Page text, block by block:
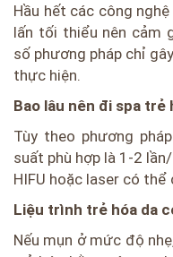
Hầu hết các công nghệ
lấn tối thiểu nên cảm
số phương pháp chỉ
thực hiện.
Bao lâu nên đi spa trẻ
Tùy theo phương
suất phù hợp là 1-2
HIFU hoặc laser có thể
Liệu trình trẻ hóa da
Nếu mụn ở mức độ